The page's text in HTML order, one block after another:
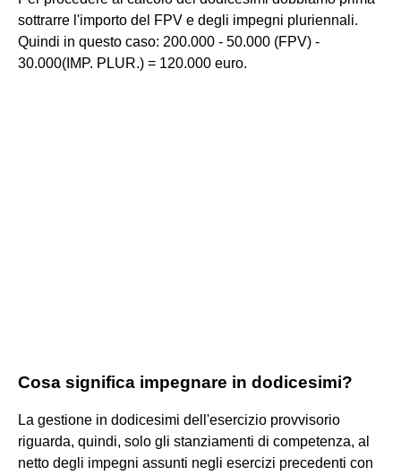
sottrarre l'importo del FPV e degli impegni pluriennali.
Quindi in questo caso: 200.000 - 50.000 (FPV) -
30.000(IMP. PLUR.) = 120.000 euro.
Cosa significa impegnare in dodicesimi?
La gestione in dodicesimi dell'esercizio provvisorio
riguarda, quindi, solo gli stanziamenti di competenza, al
netto degli impegni assunti negli esercizi precedenti con